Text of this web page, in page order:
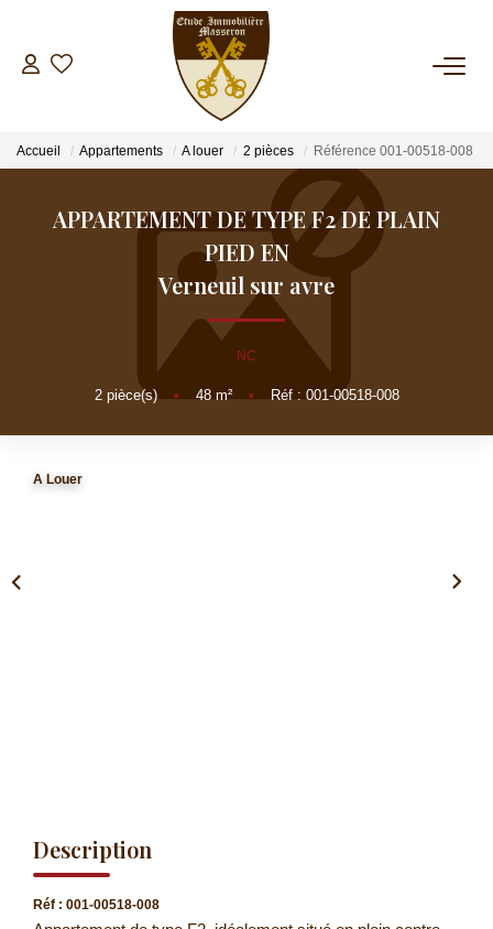
NOS BIENS
A La Vente
A La Location
ESTIMATION
GESTION
Accueil Appartements A louer 2 pièces Référence 001-00518-008
APPARTEMENT DE TYPE F2 DE PLAIN
PIED EN
Verneuil sur avre
NC
2pièce(s) • 48m² • Réf : 001-00518-008
A Louer
Description
Réf : 001-00518-008